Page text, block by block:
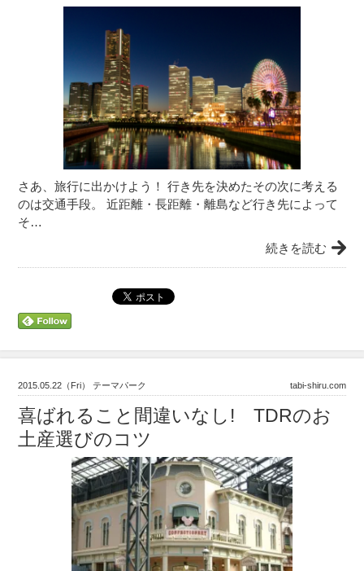
さあ、旅行に出かけよう！ 行き先を決めたその次に考える
のは交通手段。 近距離・長距離・離島など行き先によって
そ…
続きを読む
2015.05.22（Fri） テーマパーク tabi-shiru.com
喜ばれること間違いなし! TDRのお
土産選びのコツ